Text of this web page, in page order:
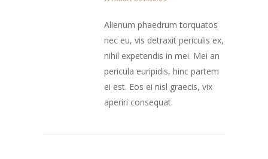
Alienum phaedrum torquatos
nec eu, vis detraxit periculis ex,
nihil expetendis in mei. Mei an
pericula euripidis, hinc partem
ei est. Eos ei nisl graecis, vix
aperiri consequat.